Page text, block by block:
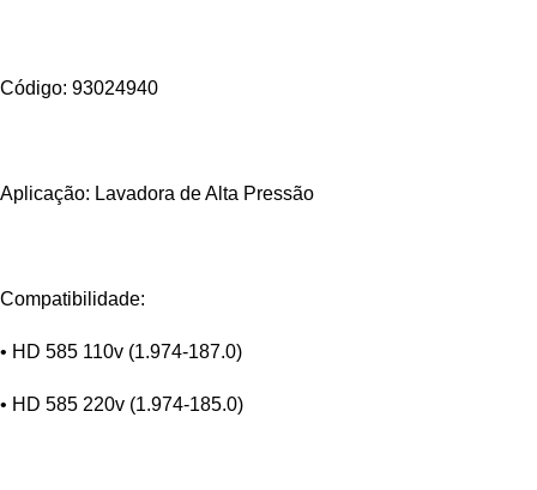
Código: 93024940
Aplicação: Lavadora de Alta Pressão
Compatibilidade:
• HD 585 110v (1.974-187.0)
• HD 585 220v (1.974-185.0)